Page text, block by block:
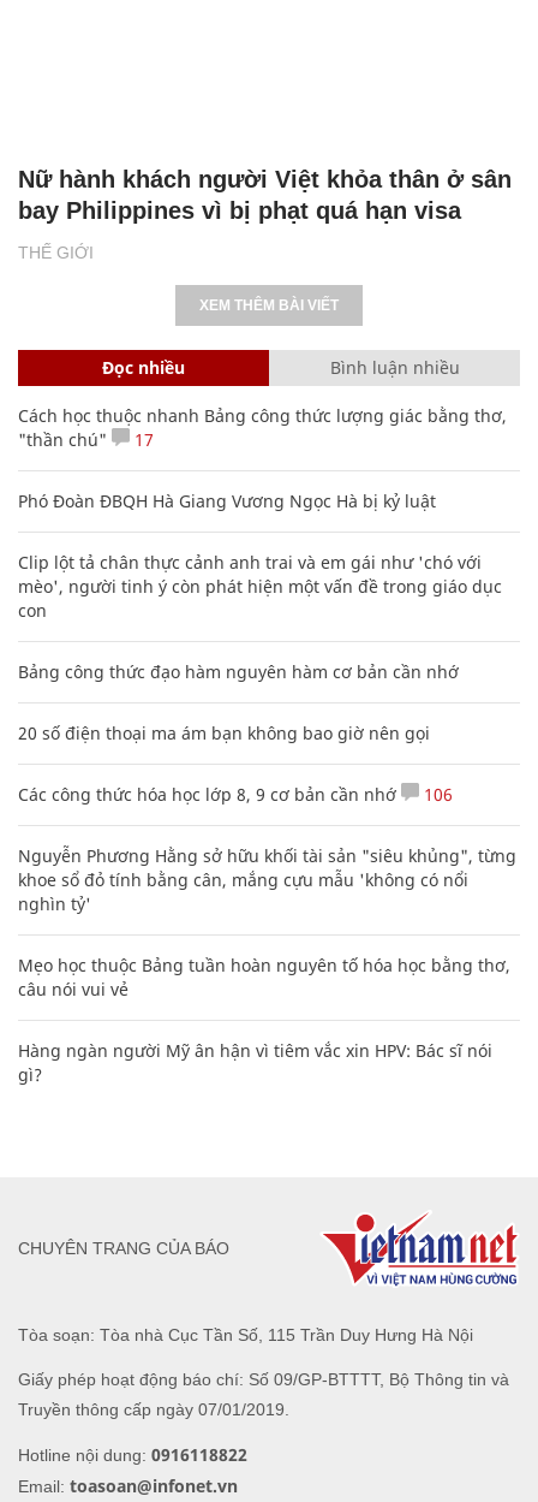
THẾ GIỚI
Nữ hành khách người Việt khỏa thân ở sân
bay Philippines vì bị phạt quá hạn visa
XEM THÊM BÀI VIẾT
Đọc nhiều Bình luận nhiều
Cách học thuộc nhanh Bảng công thức lượng giác bằng thơ,
"thần chú"
17
Phó Đoàn ĐBQH Hà Giang Vương Ngọc Hà bị kỷ luật
Clip lột tả chân thực cảnh anh trai và em gái như 'chó với
mèo', người tinh ý còn phát hiện một vấn đề trong giáo dục
con
Bảng công thức đạo hàm nguyên hàm cơ bản cần nhớ
20 số điện thoại ma ám bạn không bao giờ nên gọi
Các công thức hóa học lớp 8, 9 cơ bản cần nhớ 106
Nguyễn Phương Hằng sở hữu khối tài sản "siêu khủng", từng
khoe sổ đỏ tính bằng cân, mắng cựu mẫu 'không có nổi
nghìn tỷ'
Mẹo học thuộc Bảng tuần hoàn nguyên tố hóa học bằng thơ,
câu nói vui vẻ
Hàng ngàn người Mỹ ân hận vì tiêm vắc xin HPV: Bác sĩ nói
gì?
Tòa soạn: Tòa nhà Cục Tần Số, 115 Trần Duy Hưng Hà Nội
Giấy phép hoạt động báo chí: Số 09/GP-BTTTT, Bộ Thông tin và
Truyền thông cấp ngày 07/01/2019.
Hotline nội dung: 0916118822
Email: toasoan@infonet.vn
CHUYÊN TRANG CỦA BÁO